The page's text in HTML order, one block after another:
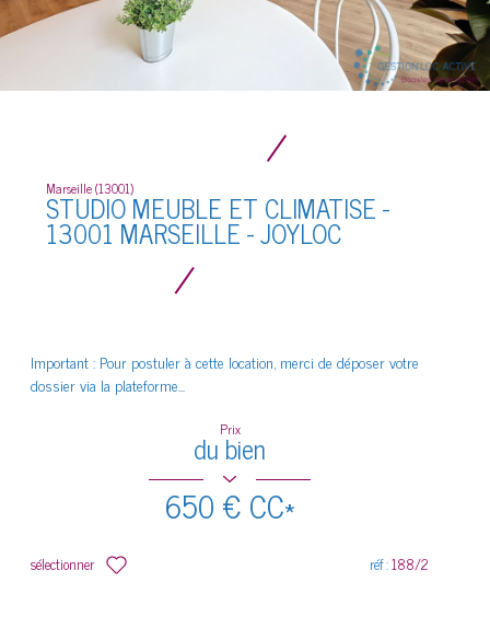
Marseille (13001)
STUDIO MEUBLE ET CLIMATISE -
13001 MARSEILLE - JOYLOC
Important : Pour postuler à cette location, merci de déposer votre
dossier via la plateforme...
Prix
du bien
650 €CC*
sélectionner réf :188/2